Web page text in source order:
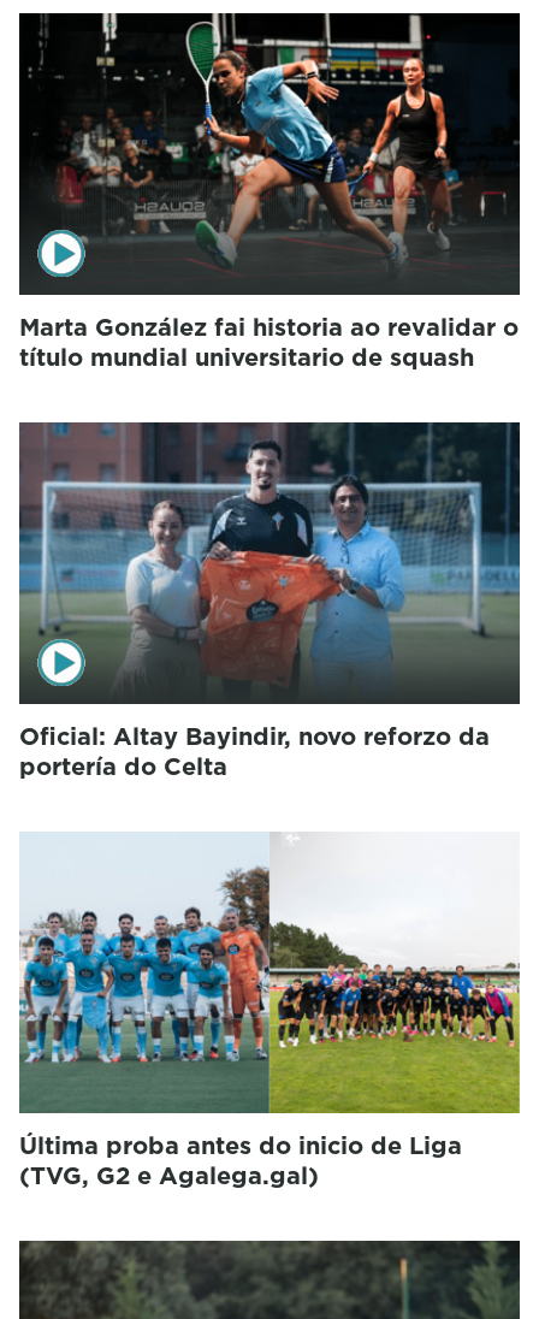
Marta González fai historia ao revalidar o
título mundial universitario de squash
Oficial: Altay Bayindir, novo reforzo da
portería do Celta
Última proba antes do inicio de Liga
(TVG, G2 e Agalega.gal)